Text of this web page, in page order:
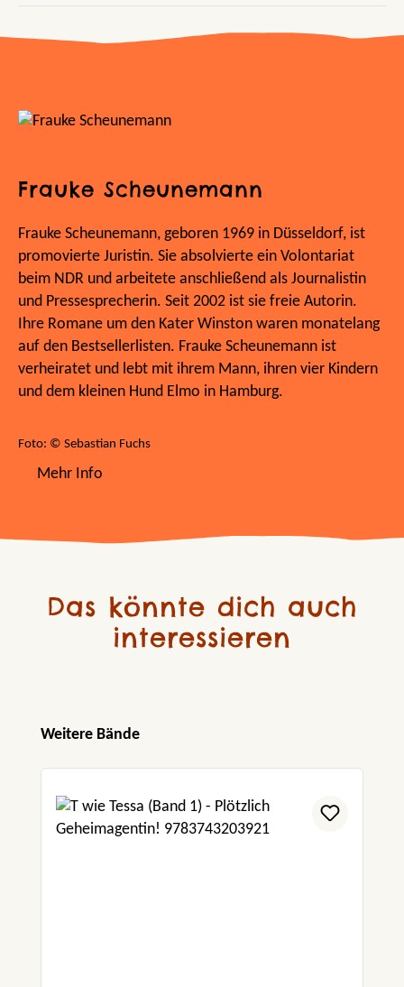
Frauke Scheunemann
Frauke Scheunemann, geboren 1969 in Düsseldorf, ist
promovierte Juristin. Sie absolvierte ein Volontariat
beim NDR und arbeitete anschließend als Journalistin
und Pressesprecherin. Seit 2002 ist sie freie Autorin.
Ihre Romane um den Kater Winston waren monatelang
auf den Bestsellerlisten. Frauke Scheunemann ist
verheiratet und lebt mit ihrem Mann, ihren vier Kindern
und dem kleinen Hund Elmo in Hamburg.
Foto: © Sebastian Fuchs
Mehr Info
Das könnte dich auch
interessieren
Produktgalerie überspringen
Weitere Bände